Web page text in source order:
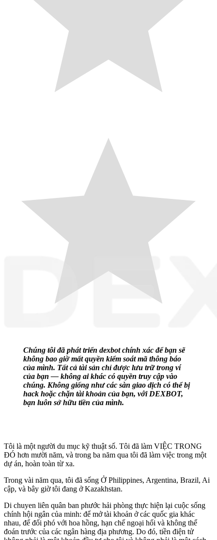
Chúng tôi đã phát triển dexbot chính xác để bạn sẽ
không bao giờ mất quyền kiểm soát mã thông báo
của mình. Tất cả tài sản chỉ được lưu trữ trong ví
của bạn — không ai khác có quyền truy cập vào
chúng. Không giống như các sàn giao dịch có thể bị
hack hoặc chặn tài khoản của bạn, với DEXBOT,
bạn luôn sở hữu tiền của mình.
Tôi là một người du mục kỹ thuật số. Tôi đã làm VIỆC TRONG
ĐÓ hơn mười năm, và trong ba năm qua tôi đã làm việc trong một
dự án, hoàn toàn từ xa.
Trong vài năm qua, tôi đã sống Ở Philippines, Argentina, Brazil, Ai
cập, và bây giờ tôi đang ở Kazakhstan.
Di chuyen liên quân ban phước hải phòng thực hiện lại cuộc sống
chính hội ngân của minh: để mở tài khoản ở các quốc gia khác
nhau, để đối phó với hoa hồng, hạn chế ngoại hối và không thể
đoán trước của các ngân hàng địa phương. Do đó, tiền điện tử